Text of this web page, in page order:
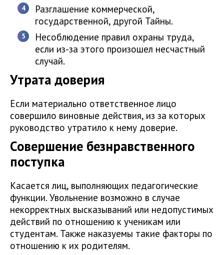
Разглашение коммерческой,
государственной, другой Тайны.
Несоблюдение правил охраны труда,
если из-за этого произошел несчастный
случай.
Утрата доверия
Если материально ответственное лицо
совершило виновные действия, из за которых
руководство утратило к нему доверие.
Совершение безнравственного
поступка
Касается лиц, выполняющих педагогические
функции. Увольнение возможно в случае
некорректных высказываний или недопустимых
действий по отношению к ученикам или
студентам. Также наказуемы такие факторы по
отношению к их родителям.